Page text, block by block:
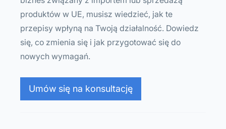
produktów w UE, musisz wiedzieć, jak te
przepisy wpłyną na Twoją działalność. Dowiedz
się, co zmienia się i jak przygotować się do
nowych wymagań.
Umów się na konsultację